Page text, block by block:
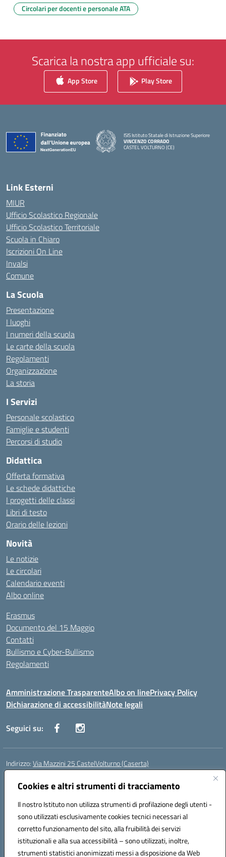
Cookies e altri strumenti di tracciamento
Il nostro Istituto non utilizza strumenti di profilazione degli utenti -
sono utilizzati esclusivamente cookies tecnici necessari al
corretto funzionamento del sito, alla fruibilità dei servizi
istituzionali e alla sua accessibilità – sono utilizzati, inoltre,
strumenti statistici anonimizzati messi a disposizione da Web
Circolari per docenti e personale ATA
Scarica la nostra app ufficiale su:
App Store Play Store
ISIS Istituto Statale di Istruzione Superiore
VINCENZO CORRADO
CASTEL VOLTURNO (CE)
Link Esterni
MIUR
Ufficio Scolastico Regionale
Ufficio Scolastico Territoriale
Scuola in Chiaro
Iscrizioni On Line
Invalsi
Comune
La Scuola
Presentazione
I luoghi
I numeri della scuola
Le carte della scuola
Regolamenti
Organizzazione
La storia
I Servizi
Personale scolastico
Famiglie e studenti
Percorsi di studio
Didattica
Offerta formativa
Le schede didattiche
I progetti delle classi
Libri di testo
Orario delle lezioni
Novità
Le notizie
Le circolari
Calendario eventi
Albo online
Erasmus
Documento del 15 Maggio
Contatti
Bullismo e Cyber-Bullismo
Regolamenti
Amministrazione TrasparenteAlbo on linePrivacy Policy
Dichiarazione di accessibilitàNote legali
Seguici su:
Indirizzo:Via Mazzini 25 CastelVolturno (Caserta)
Centralino:
Posta elettronica certificata (PEC):ceis014005@pec.istruzione.it
Codice fiscale: 93063510619
Codice meccanografico:CEIS014005
Codice Indice delle Pubbliche Amministrazioni (IPA): istsc_ceis014005
Codice unico di fatturazione (CUF): UOU8EW